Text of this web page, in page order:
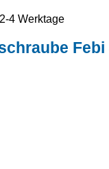
4 Werktage
Febi